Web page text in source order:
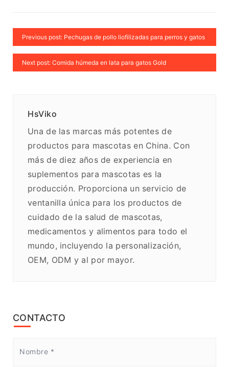
Previous post: Pechugas de pollo liofilizadas para perros y gatos
Next post: Comida húmeda en lata para gatos Gold
HsViko
Una de las marcas más potentes de
productos para mascotas en China. Con
más de diez años de experiencia en
suplementos para mascotas es la
producción. Proporciona un servicio de
ventanilla única para los productos de
cuidado de la salud de mascotas,
medicamentos y alimentos para todo el
mundo, incluyendo la personalización,
OEM, ODM y al por mayor.
CONTACTO